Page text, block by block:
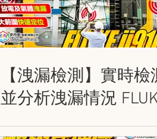
【洩漏檢測】實時檢
並分析洩漏情況
ii910 精密聲波成像儀